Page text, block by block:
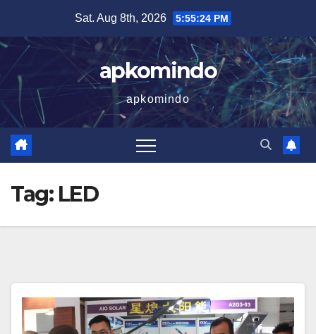
content
Sat. Aug 8th, 2026 5:55:24 PM
apkomindo
apkomindo
Tag: LED